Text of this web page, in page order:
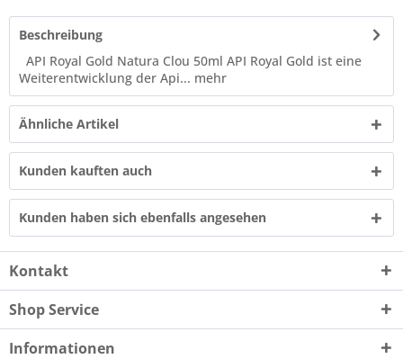
Beschreibung
API Royal Gold Natura Clou 50ml API Royal Gold ist eine
Weiterentwicklung der Api... mehr
Ähnliche Artikel
Kunden kauften auch
Kunden haben sich ebenfalls angesehen
Kontakt
Shop Service
Informationen